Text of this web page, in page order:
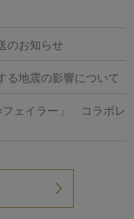
のお知らせ
る地震の影響について
フェイラー」 コラボレ